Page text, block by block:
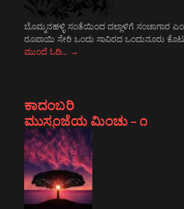
ಬೊಮ್ಮನಹಳ್ಳಿ ಸಂತೆಯಿಂದ ದಲ್ಲಾಳಿಗೆ ಸಂಚಾಗಾರ
ರೂಪಾಯಿ ಸೇರಿ ಒಂದು ಸಾವಿರದ ಒಂದುನೂರು
ಮುಂದೆ ಓದಿ… →
ಕಾದಂಬರಿ
ಮುಸ್ಸಂಜೆಯ ಮಿಂಚು – ೧